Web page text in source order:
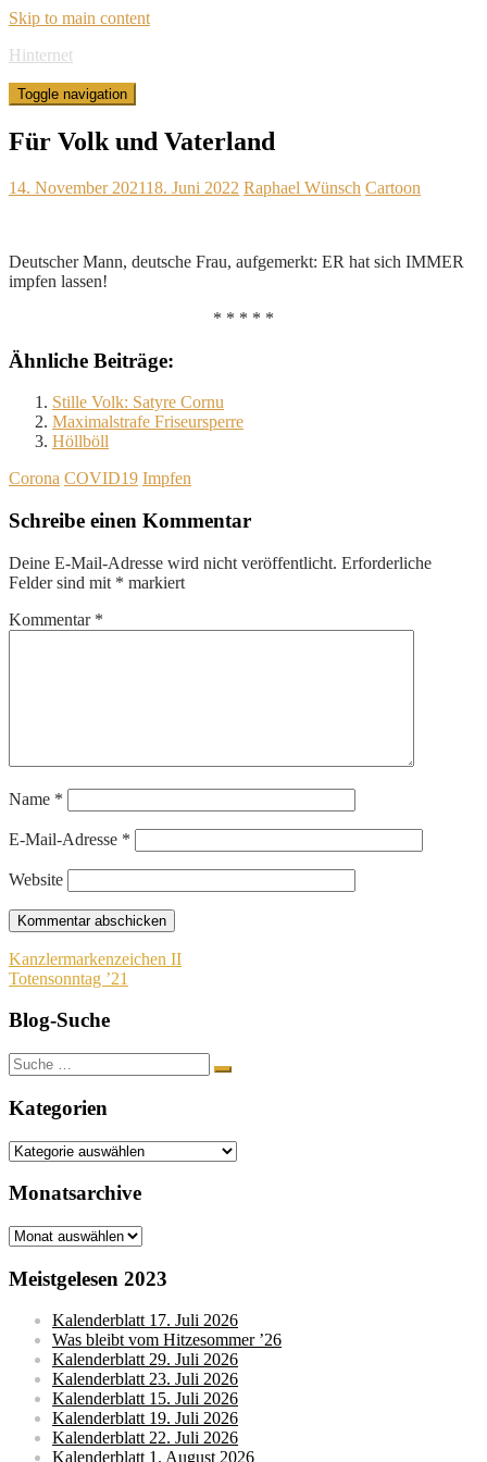
Skip to main content
Hinternet
Toggle navigation
Für Volk und Vaterland
14. November 202118. Juni 2022 Raphael Wünsch Cartoon
Deutscher Mann, deutsche Frau, aufgemerkt: ER hat sich IMMER
impfen lassen!
* * * * *
Ähnliche Beiträge:
Stille Volk: Satyre Cornu
Maximalstrafe Friseursperre
Höllböll
Corona COVID19 Impfen
Schreibe einen Kommentar
Deine E-Mail-Adresse wird nicht veröffentlicht. Erforderliche
Felder sind mit * markiert
Kommentar *
Name *
E-Mail-Adresse *
Website
Beitragsnavigation
Kanzlermarkenzeichen II
Totensonntag ’21
Blog-Suche
Suche
nach:
Kategorien
Kategorien
Monatsarchive
Monatsarchive
Meistgelesen 2023
Kalenderblatt 17. Juli 2026
Was bleibt vom Hitzesommer ’26
Kalenderblatt 29. Juli 2026
Kalenderblatt 23. Juli 2026
Kalenderblatt 15. Juli 2026
Kalenderblatt 19. Juli 2026
Kalenderblatt 22. Juli 2026
Kalenderblatt 1. August 2026